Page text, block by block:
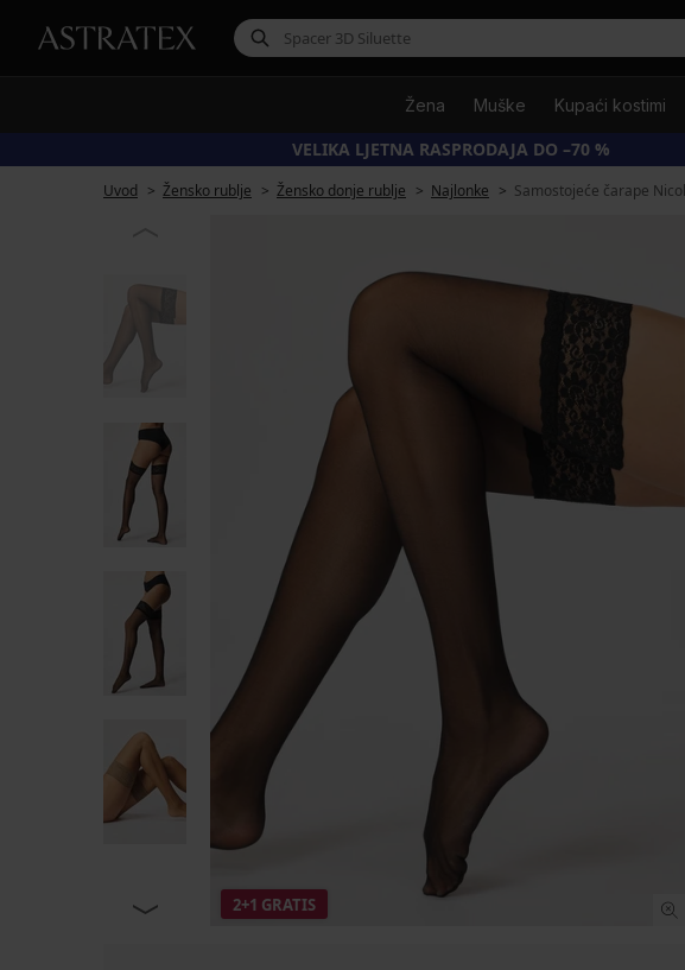
Žena Muške Kupaći kostimi
VELIKA LJETNA RASPRODAJA DO –70 %
Uvod Žensko rublje Žensko donje rublje Najlonke Samostojeće čarape
2+1 GRATIS